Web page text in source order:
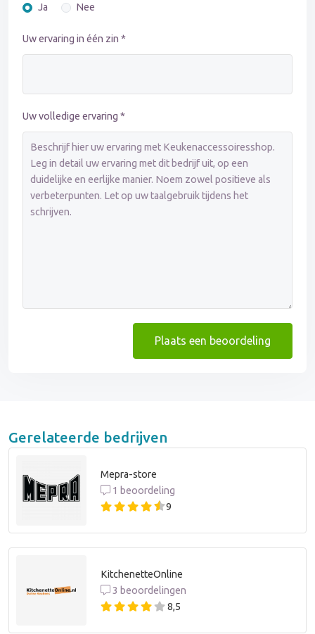
Ja
Nee
Uw ervaring in één zin *
Uw volledige ervaring *
Plaats een beoordeling
Gerelateerde bedrijven
Mepra-store
1 beoordeling
9
KitchenetteOnline
3 beoordelingen
8,5